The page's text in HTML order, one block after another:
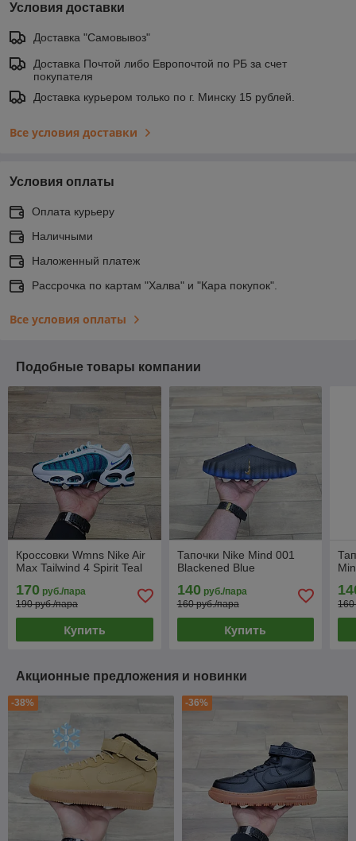
Условия доставки
Доставка "Самовывоз"
Доставка Почтой либо Европочтой по РБ за счет
покупателя
Доставка курьером только по г. Минску 15 рублей.
Все условия доставки
Условия оплаты
Оплата курьеру
Наличными
Наложенный платеж
Рассрочка по картам "Халва" и "Кара покупок".
Все условия оплаты
Подобные товары компании
Кроссовки Wmns Nike Air
Max Tailwind 4 Spirit Teal
170 руб./пара
190 руб./пара
Купить
Тапочки Nike Mind 001
Blackened Blue
140руб./пара
160 руб./пара
Купить
160
Акционные предложения и новинки
-38% -36%